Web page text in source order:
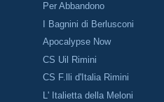
Per Abbandono
I Bagnini di Berlusconi
Apocalypse Now
CS Uil Rimini
CS F.lli d'Italia Rimini
L' Italietta della Meloni